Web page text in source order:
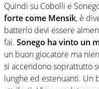
Quindi su Cobolli e
forte come Mensik, è
batterlo devi essere
fai. Sonego ha vinto un
un buon giocatore ma
si accendono soprattutto
lunghe ed estenuanti. Un